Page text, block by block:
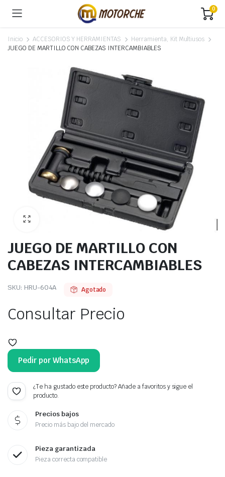
0
Inicio ACCESORIOS Y HERRAMIENTAS
Herramienta, Kit Multiusos
JUEGO DE MARTILLO CON CABEZAS INTERCAMBIABLES
JUEGO DE MARTILLO CON
CABEZAS INTERCAMBIABLES
SKU: HRU-604A Agotado
Consultar Precio
Pedir por WhatsApp
¿Te ha gustado este producto? Añade a favoritos y sigue el
producto.
Precios bajos
Precio más bajo del mercado
Pieza garantizada
Pieza correcta compatible